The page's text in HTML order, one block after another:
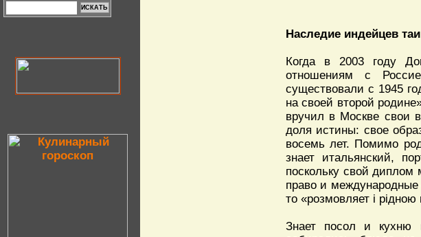
Наследие индейцев
Когда в 2003 году
отношениям с
существовали с 1945
на своей второй
вручил в Москве свои
доля истины: свое
восемь лет. Помимо
знает итальянский,
поскольку свой диплом
право и международные
то «розмовляет i
Знает посол и кухню